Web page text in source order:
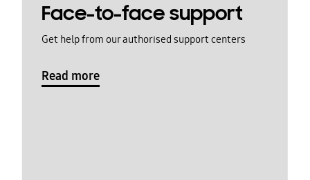
Face-to-face support
Get help from our authorised support centers
Read more